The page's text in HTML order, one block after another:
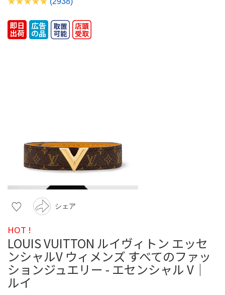
シェア
HOT !
LOUIS VUITTON ルイヴィトン エッセ
ンシャルV ウィメンズ すべてのファッ
ションジュエリー - エセンシャル V｜
ルイ